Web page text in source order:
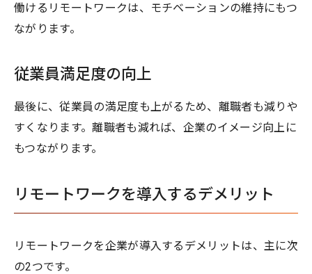
働けるリモートワークは、モチベーションの維持にもつ
ながります。
従業員満足度の向上
最後に、従業員の満足度も上がるため、離職者も減りや
すくなります。離職者も減れば、企業のイメージ向上に
もつながります。
リモートワークを導入するデメリット
リモートワークを企業が導入するデメリットは、主に次
の2つです。